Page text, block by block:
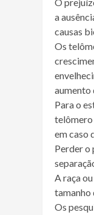
a
causas
Os
aumento
Para o
telômero
em caso
Perder o
A raça
tamanho
Os